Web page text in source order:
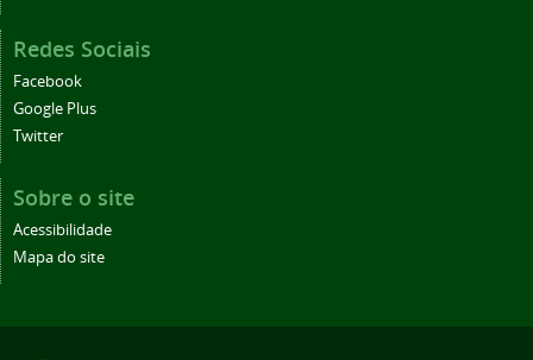
Redes Sociais
Facebook
Google Plus
Twitter
Sobre o site
Acessibilidade
Mapa do site